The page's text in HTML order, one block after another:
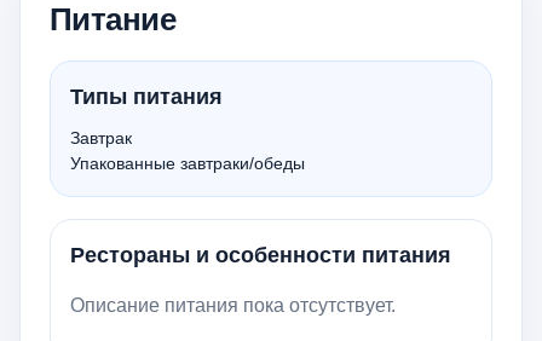
Питание
Типы питания
Завтрак
Упакованные завтраки/обеды
Рестораны и особенности питания
Описание питания пока отсутствует.